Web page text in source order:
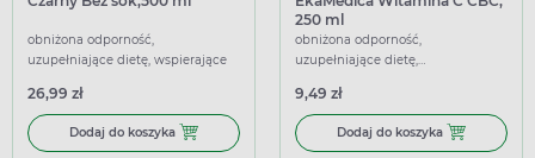
obniżona odporność,
uzupełniające dietę, wspierające
26,99 zł
Dodaj do koszyka Dodaj do koszyka Czarny Bez sok,500 ml
250 ml
obniżona odporność,
uzupełniające dietę,
9,49 zł
Dodaj do koszyka Dodaj do